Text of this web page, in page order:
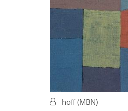
Von:hoff (MBN)